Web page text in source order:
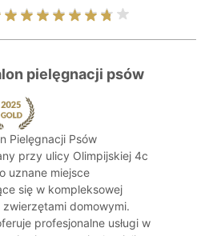
pielęgnacji psów
Pielęgnacji Psów
przy ulicy Olimpijskiej 4c
uznane miejsce
się w kompleksowej
domowymi.
profesjonalne usługi w